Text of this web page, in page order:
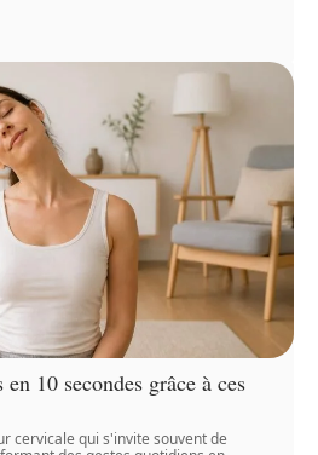
10 secondes grâce à ces
cervicale qui s'invite souvent de